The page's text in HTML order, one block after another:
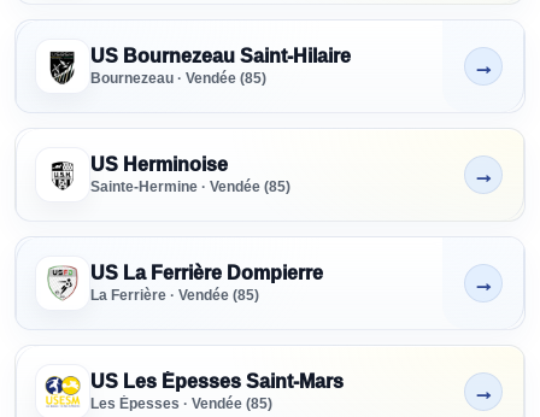
US Bournezeau Saint-Hilaire
Bournezeau · Vendée (85)
Non indiqué
→
US Herminoise
Sainte-Hermine · Vendée (85)
Non indiqué
→
US La Ferrière Dompierre
La Ferrière · Vendée (85)
Non indiqué
→
US Les Épesses Saint-Mars
Les Épesses · Vendée (85)
Non indiqué
→